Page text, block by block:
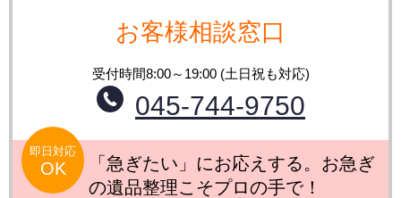
お客様相談窓口
受付時間8:00～19:00 (土日祝も対応)
045-744-9750
即日対応
OK
「急ぎたい」にお応えする。お急ぎ
の遺品整理こそプロの手で！